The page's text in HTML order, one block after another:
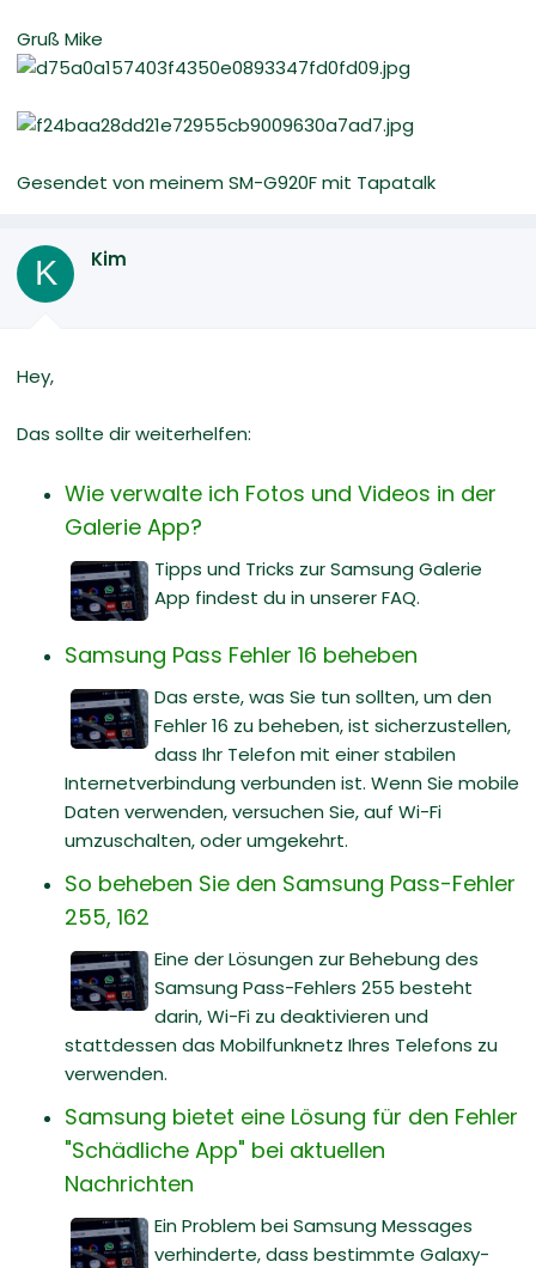
Gruß Mike
Gesendet von meinem SM-G920F mit Tapatalk
K Kim
Hey,
Das sollte dir weiterhelfen:
Wie verwalte ich Fotos und Videos in der
Galerie App?
Tipps und Tricks zur Samsung Galerie
App findest du in unserer FAQ.
Samsung Pass Fehler 16 beheben
Das erste, was Sie tun sollten, um den
Fehler 16 zu beheben, ist sicherzustellen,
dass Ihr Telefon mit einer stabilen
Internetverbindung verbunden ist. Wenn Sie mobile
Daten verwenden, versuchen Sie, auf Wi-Fi
umzuschalten, oder umgekehrt.
So beheben Sie den Samsung Pass-Fehler
255, 162
Eine der Lösungen zur Behebung des
Samsung Pass-Fehlers 255 besteht
darin, Wi-Fi zu deaktivieren und
stattdessen das Mobilfunknetz Ihres Telefons zu
verwenden.
Samsung bietet eine Lösung für den Fehler
"Schädliche App" bei aktuellen
Nachrichten
Ein Problem bei Samsung Messages
verhinderte, dass bestimmte Galaxy-